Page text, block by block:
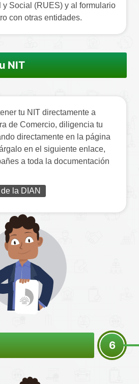
y Social (RUES) y al formulario
con otras entidades.
NIT
tu NIT directamente a
de Comercio, diligencia tu
directamente en la página
en el siguiente enlace,
a toda la documentación
la DIAN
6